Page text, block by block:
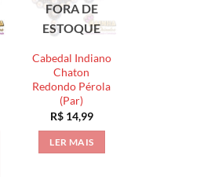
FORA DE
ESTOQUE
Cabedal Indiano
Chaton
Redondo Pérola
(Par)
R$14,99
LER MAIS